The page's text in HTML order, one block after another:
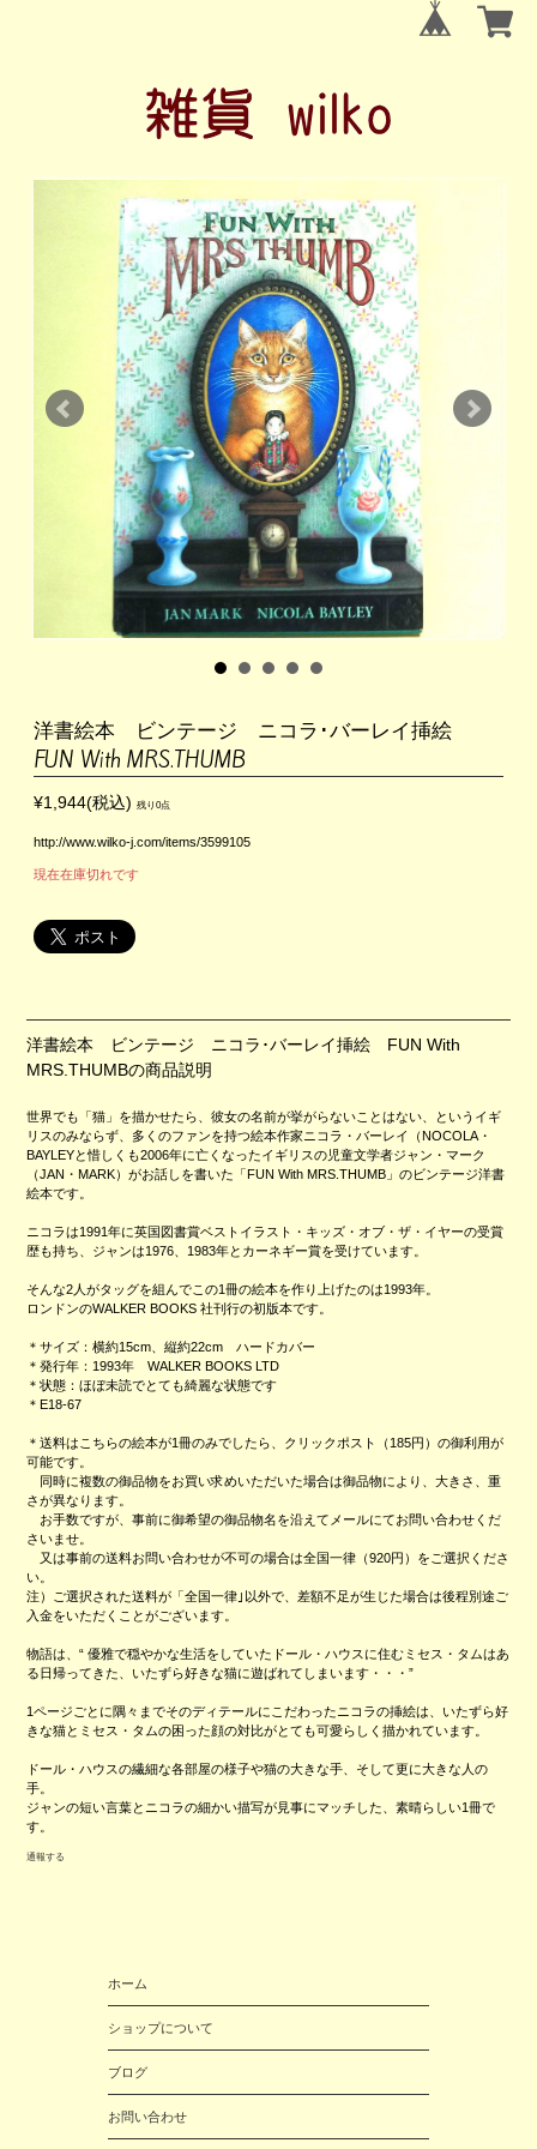
洋書絵本 ビンテージ ニコラ･バーレイ挿絵
FUN With MRS.THUMB
¥1,944(税込) 残り0点
http://www.wilko-j.com/items/3599105
現在在庫切れです
洋書絵本 ビンテージ ニコラ･バーレイ挿絵 FUN With
MRS.THUMBの商品説明
世界でも「猫」を描かせたら、彼女の名前が挙がらないことはない、というイギ
リスのみならず、多くのファンを持つ絵本作家ニコラ・バーレイ（NOCOLA・
BAYLEYと惜しくも2006年に亡くなったイギリスの児童文学者ジャン・マーク
（JAN・MARK）がお話しを書いた「FUN With MRS.THUMB」のビンテージ洋書
絵本です。
ニコラは1991年に英国図書賞ベストイラスト・キッズ・オブ・ザ・イヤーの受賞
歴も持ち、ジャンは1976、1983年とカーネギー賞を受けています。
そんな2人がタッグを組んでこの1冊の絵本を作り上げたのは1993年。
ロンドンのWALKER BOOKS 社刊行の初版本です。
＊サイズ：横約15cm、縦約22cm ハードカバー
＊発行年：1993年 WALKER BOOKS LTD
＊状態：ほぼ未読でとても綺麗な状態です
＊E18-67
＊送料はこちらの絵本が1冊のみでしたら、クリックポスト（185円）の御利用が
可能です。
同時に複数の御品物をお買い求めいただいた場合は御品物により、大きさ、重
さが異なります。
お手数ですが、事前に御希望の御品物名を沿えてメールにてお問い合わせくだ
さいませ。
又は事前の送料お問い合わせが不可の場合は全国一律（920円）をご選択くださ
い。
注）ご選択された送料が「全国一律｣以外で、差額不足が生じた場合は後程別途ご
入金をいただくことがございます。
物語は、“ 優雅で穏やかな生活をしていたドール・ハウスに住むミセス・タムはあ
る日帰ってきた、いたずら好きな猫に遊ばれてしまいます・・・”
1ページごとに隅々までそのディテールにこだわったニコラの挿絵は、いたずら好
きな猫とミセス・タムの困った顔の対比がとても可愛らしく描かれています。
ドール・ハウスの繊細な各部屋の様子や猫の大きな手、そして更に大きな人の
手。
ジャンの短い言葉とニコラの細かい描写が見事にマッチした、素晴らしい1冊で
す。
通報する
ホーム
ショップについて
ブログ
お問い合わせ